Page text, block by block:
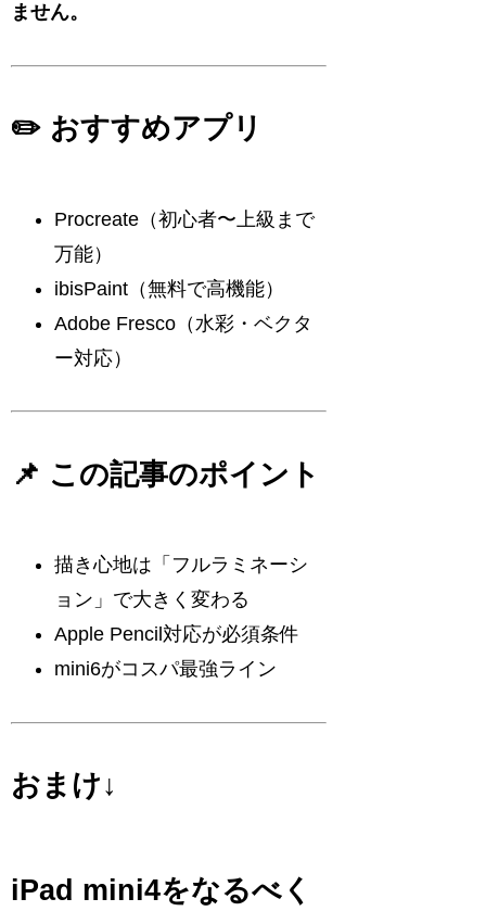
ません。
✏️ おすすめアプリ
Procreate（初心者〜上級まで
万能）
ibisPaint（無料で高機能）
Adobe Fresco（水彩・ベクタ
ー対応）
📌 この記事のポイント
描き心地は「フルラミネーシ
ョン」で大きく変わる
Apple Pencil対応が必須条件
mini6がコスパ最強ライン
おまけ↓
iPad mini4をなるべく